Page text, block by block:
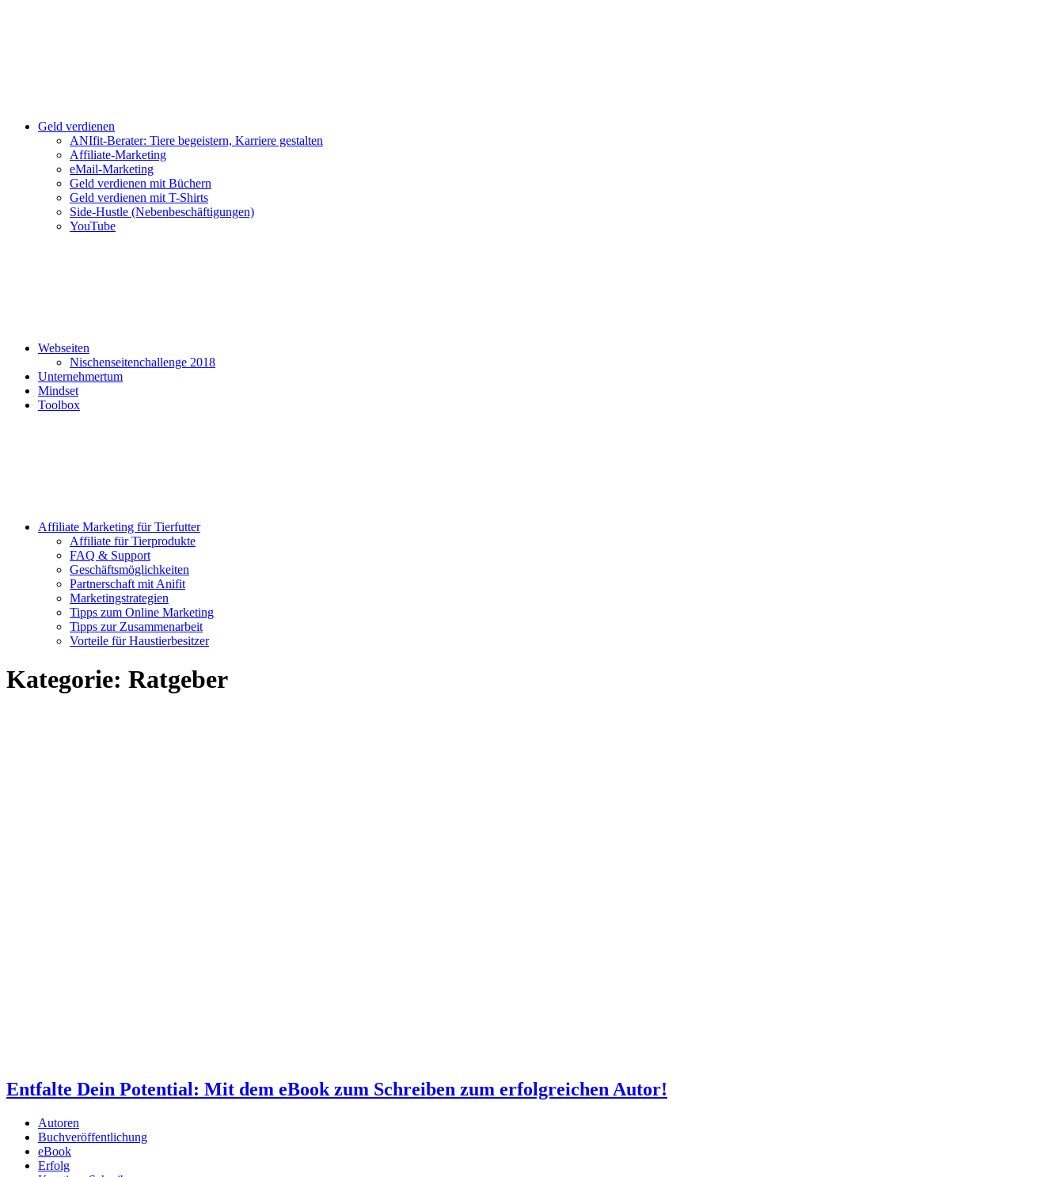
Geld verdienen
ANIfit-Berater: Tiere begeistern, Karriere gestalten
Affiliate-Marketing
eMail-Marketing
Geld verdienen mit Büchern
Geld verdienen mit T-Shirts
Side-Hustle (Nebenbeschäftigungen)
YouTube
Webseiten
Nischenseitenchallenge 2018
Unternehmertum
Mindset
Toolbox
Affiliate Marketing für Tierfutter
Affiliate für Tierprodukte
FAQ & Support
Geschäftsmöglichkeiten
Partnerschaft mit Anifit
Marketingstrategien
Tipps zum Online Marketing
Tipps zur Zusammenarbeit
Vorteile für Haustierbesitzer
Kategorie: Ratgeber
Entfalte Dein Potential: Mit dem eBook zum Schreiben zum erfolgreichen Autor!
Autoren
Buchveröffentlichung
eBook
Erfolg